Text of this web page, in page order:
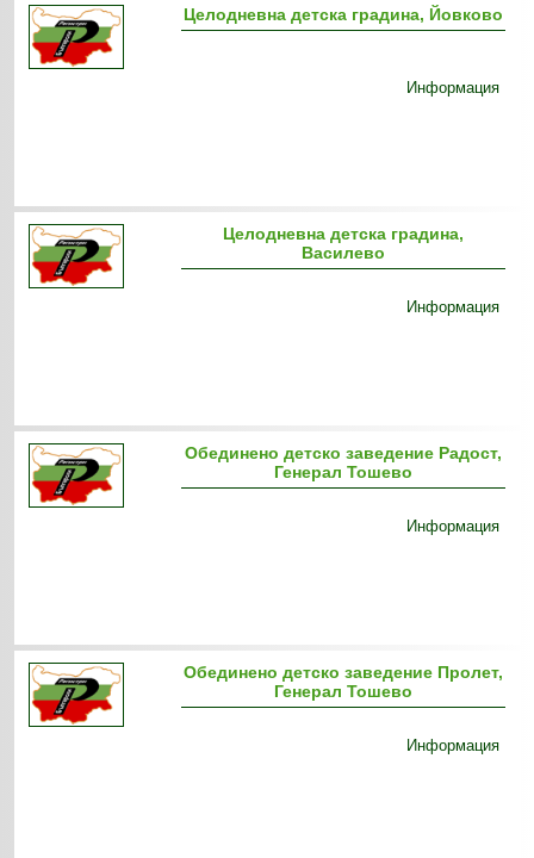
Целодневна детска градина, Йовково
Информация
Целодневна детска градина,
Василево
Информация
Обединено детско заведение Радост,
Генерал Тошево
Информация
Обединено детско заведение Пролет,
Генерал Тошево
Информация